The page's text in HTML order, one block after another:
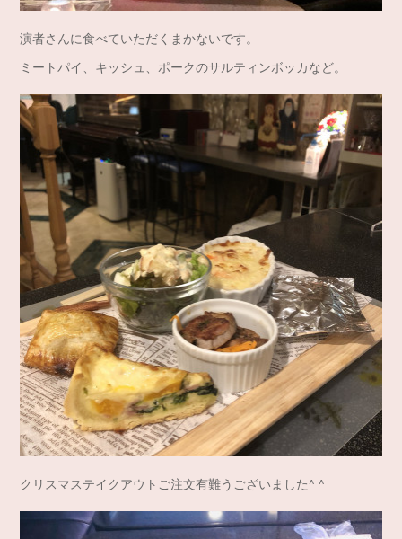
演者さんに食べていただくまかないです。
ミートパイ、キッシュ、ポークのサルティンボッカなど。
クリスマステイクアウトご注文有難うございました^ ^